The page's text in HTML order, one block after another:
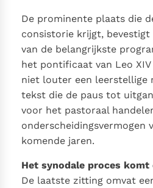
De prominente plaats die
consistorie krijgt,
van de belangrijkste
het pontificaat van Leo
niet louter een leerstellige
tekst die de paus tot
voor het pastoraal
onderscheidingsvermogen
komende jaren.
Het synodale proces
De laatste zitting omvat